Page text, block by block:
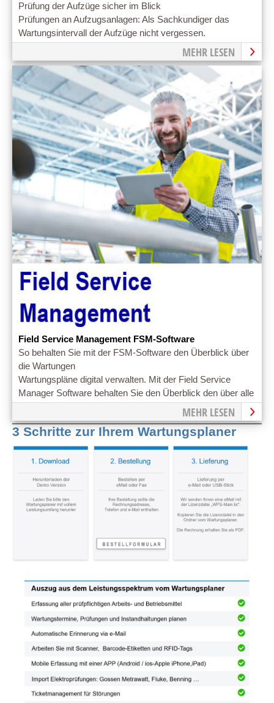
Prüfung der Aufzüge sicher im Blick
Prüfungen an Aufzugsanlagen: Als Sachkundiger das
Wartungsintervall der Aufzüge nicht vergessen.
MEHR LESEN
Field Service Management FSM-Software
So behalten Sie mit der FSM-Software den Überblick über
die Wartungen
Wartungspläne digital verwalten. Mit der Field Service
Manager Software behalten Sie den Überblick den über alle
MEHR LESEN
3 Schritte zur Ihrem Wartungsplaner